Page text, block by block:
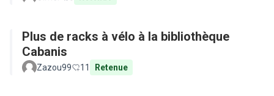
Plus de racks à vélo à la bibliothèque
Cabanis
Zazou99 11 Retenue